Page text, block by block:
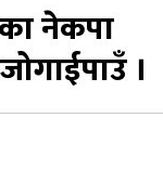
नेकपा
।